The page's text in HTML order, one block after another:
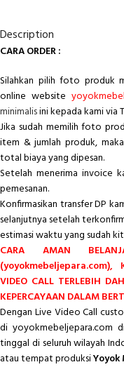
Description
CARA ORDER :
Silahkan pilih foto produk
online website
minimalisini kepada kami via
Jika sudah memilih foto
item & jumlah produk,
total biaya yang dipesan.
Setelah menerima invoice
pemesanan.
Konfirmasikan transfer DP
selanjutnya setelah
estimasi waktu yang sudah
CARA AMAN
(yoyokmebeljepara.com),
VIDEO CALL TERLEBIH
KEPERCAYAAN DALAM
Dengan Live Video Call
di yoyokmebeljepara.com
tinggal di seluruh wilayah
atau tempat produksiYoyok